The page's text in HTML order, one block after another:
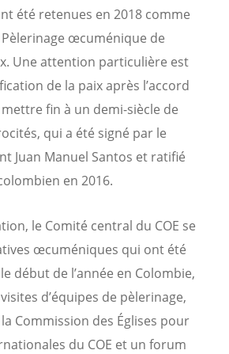
été retenues en 2018 comme
œcuménique de
Une attention particulière est
de la paix après l’accord
fin à un demi-siècle de
qui a été signé par le
Juan Manuel Santos et ratifié
en 2016.
le Comité central du COE se
œcuméniques qui ont été
début de l’année en Colombie,
d’équipes de pèlerinage,
Commission des Églises pour
du COE et un forum